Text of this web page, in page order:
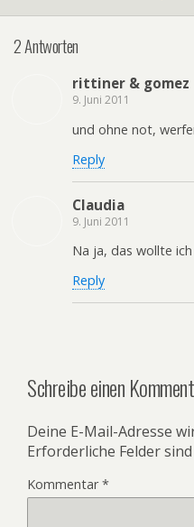
2 Antworten
rittiner & gomez
9. Juni 2011
und ohne not,
Reply
Claudia
9. Juni 2011
Na ja, das wollte
Reply
Schreibe einen
Deine E-Mail-Adresse
Erforderliche Felder
Kommentar*